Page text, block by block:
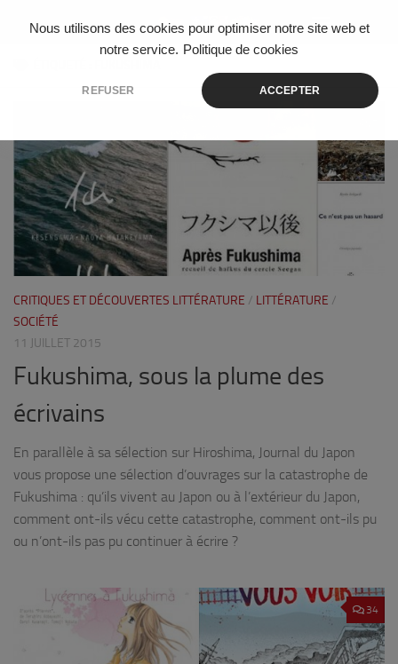
Nous utilisons des cookies pour optimiser notre site web et
notre service. Politique de cookies
REFUSER ACCEPTER
Skip to content
CRITIQUES ET DÉCOUVERTES LITTÉRATURE / LITTÉRATURE /
SOCIÉTÉ
11 JUILLET 2015
Fukushima, sous la plume des
écrivains
En parallèle à sa sélection sur Hiroshima, Journal du Japon
vous propose une sélection d’ouvrages sur la catastrophe de
Fukushima : qu’ils vivent au Japon ou à l’extérieur du Japon,
comment ont-ils vécu cette catastrophe, comment ont-ils pu
ou n’ont-ils pas pu continuer à écrire ?
34